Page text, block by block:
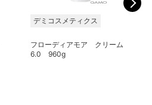
デミコスメティクス
フローディアモア クリーム
6.0 960g